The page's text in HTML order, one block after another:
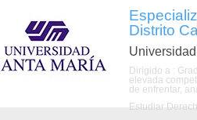
Distrito
Dirigido a :
elevada
de enfrentar,
Estudiar